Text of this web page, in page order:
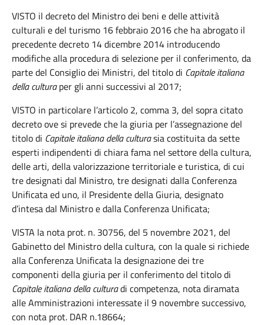
VISTO il decreto del Ministro dei beni e delle attività
culturali e del turismo 16 febbraio 2016 che ha abrogato il
precedente decreto 14 dicembre 2014 introducendo
modifiche alla procedura di selezione per il conferimento, da
parte del Consiglio dei Ministri, del titolo di Capitale italiana
della culturaper gli anni successivi al 2017;
VISTO in particolare l’articolo 2, comma 3, del sopra citato
decreto ove si prevede che la giuria per l’assegnazione del
titolo di Capitale italiana della culturasia costituita da sette
esperti indipendenti di chiara fama nel settore della cultura,
delle arti, della valorizzazione territoriale e turistica, di cui
tre designati dal Ministro, tre designati dalla Conferenza
Unificata ed uno, il Presidente della Giuria, designato
d’intesa dal Ministro e dalla Conferenza Unificata;
VISTA la nota prot. n. 30756, del 5 novembre 2021, del
Gabinetto del Ministro della cultura, con la quale si richiede
alla Conferenza Unificata la designazione dei tre
componenti della giuria per il conferimento del titolo di
Capitale italiana della culturadi competenza, nota diramata
alle Amministrazioni interessate il 9 novembre successivo,
con nota prot. DAR n.18664;